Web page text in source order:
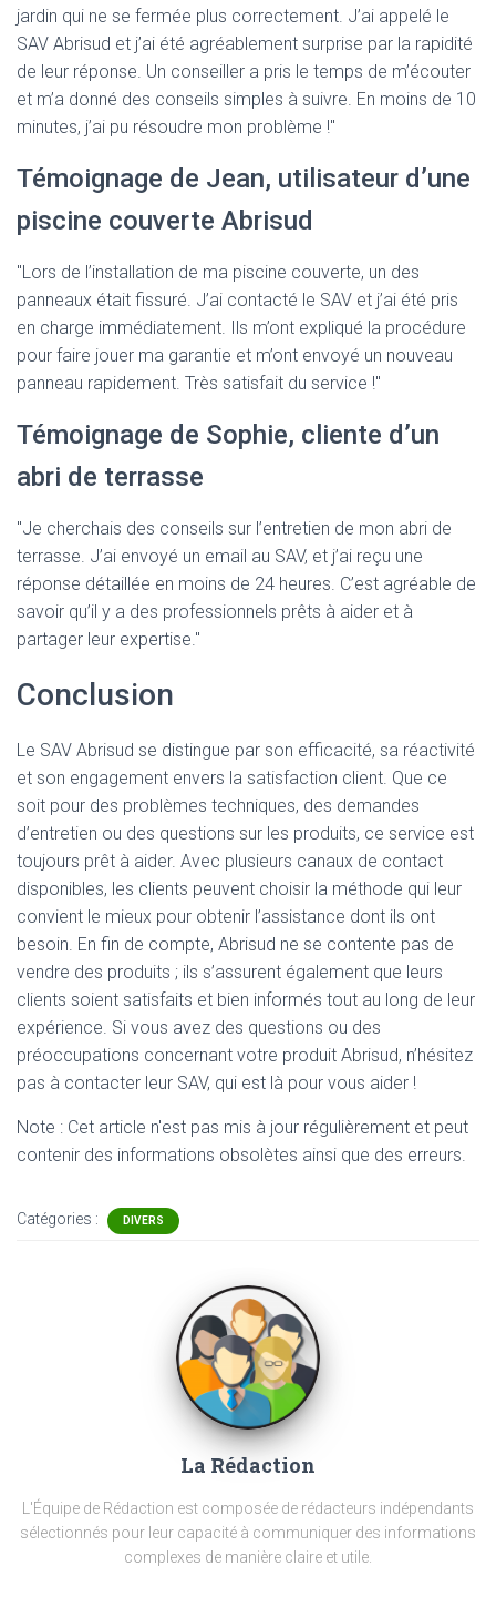
jardin qui ne se fermée plus correctement. J’ai appelé le
SAV Abrisud et j’ai été agréablement surprise par la rapidité
de leur réponse. Un conseiller a pris le temps de m’écouter
et m’a donné des conseils simples à suivre. En moins de 10
minutes, j’ai pu résoudre mon problème !"
Témoignage de Jean, utilisateur d’une
piscine couverte Abrisud
"Lors de l’installation de ma piscine couverte, un des
panneaux était fissuré. J’ai contacté le SAV et j’ai été pris
en charge immédiatement. Ils m’ont expliqué la procédure
pour faire jouer ma garantie et m’ont envoyé un nouveau
panneau rapidement. Très satisfait du service !"
Témoignage de Sophie, cliente d’un
abri de terrasse
"Je cherchais des conseils sur l’entretien de mon abri de
terrasse. J’ai envoyé un email au SAV, et j’ai reçu une
réponse détaillée en moins de 24 heures. C’est agréable de
savoir qu’il y a des professionnels prêts à aider et à
partager leur expertise."
Conclusion
Le SAV Abrisud se distingue par son efficacité, sa réactivité
et son engagement envers la satisfaction client. Que ce
soit pour des problèmes techniques, des demandes
d’entretien ou des questions sur les produits, ce service est
toujours prêt à aider. Avec plusieurs canaux de contact
disponibles, les clients peuvent choisir la méthode qui leur
convient le mieux pour obtenir l’assistance dont ils ont
besoin. En fin de compte, Abrisud ne se contente pas de
vendre des produits ; ils s’assurent également que leurs
clients soient satisfaits et bien informés tout au long de leur
expérience. Si vous avez des questions ou des
préoccupations concernant votre produit Abrisud, n’hésitez
pas à contacter leur SAV, qui est là pour vous aider !
Note : Cet article n'est pas mis à jour régulièrement et peut
contenir des informations obsolètes ainsi que des erreurs.
Catégories : DIVERS
La Rédaction
L'Équipe de Rédaction est composée de rédacteurs indépendants
sélectionnés pour leur capacité à communiquer des informations
complexes de manière claire et utile.